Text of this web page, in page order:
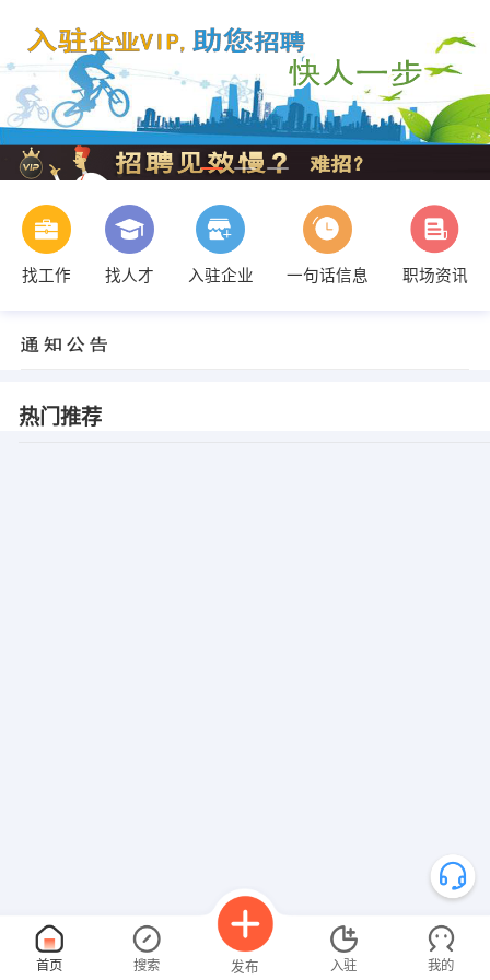
找工作 找人才 入驻企业 一句话信息 职场资讯
热门推荐
首页 搜索 发布 入驻 我的